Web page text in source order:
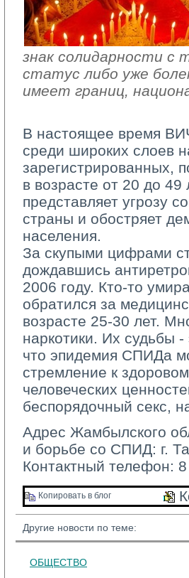
знак солидарности
статус либо уже
имеет границ,
В настоящее время
среди широких слоев
зарегистрированных,
в возрасте от 20 до
представляет угрозу
страны и обостряет
населения.
За скупыми цифрами
дождавшись
2006 году. Кто-то
обратился за
возрасте 25-30 лет.
наркотики. Их судьбы
что эпидемия СПИДа
стремление к
человеческих
беспорядочный секс,
Адрес Жамбылского
и борьбе со СПИД: г.
Контактный телефон:
Копировать в блог
Другие новости по теме:
ОБЩЕСТВО